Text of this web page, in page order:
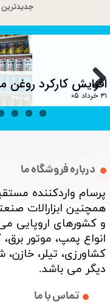
۳۱ خرداد ۰۵
درباره فروشگاه ما
پرسام واردکننده
همچنین ابزارالات
و کشورهای اروپایی
انواع پمپ، موتور
کشاورزی، تیلر،
دیگر می باشد. ​​​​​​​
تماس با ما